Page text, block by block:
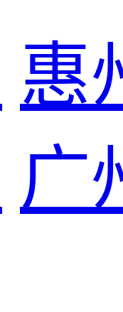
惠
广